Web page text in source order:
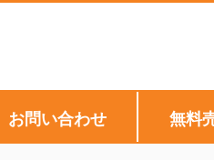
お問い合わせ 無料